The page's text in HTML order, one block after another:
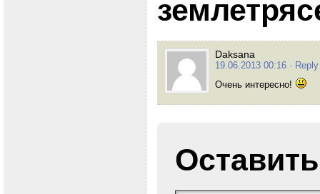
Daksana
19.06.2013 00:16 · Reply
Очень интересно!